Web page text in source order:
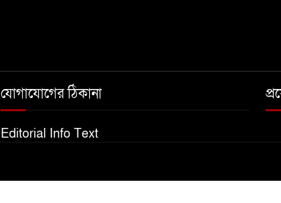
যোগাযোগের ঠিকানা
Editorial Info Text